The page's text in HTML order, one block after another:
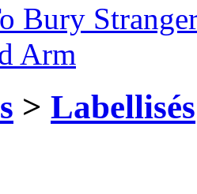
Bury
Arm
> Labellisés